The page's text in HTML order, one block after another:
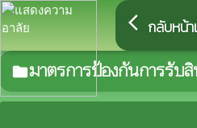
arrow_back_ios กลับหน้
folderมาตรการป้องกันการรับ